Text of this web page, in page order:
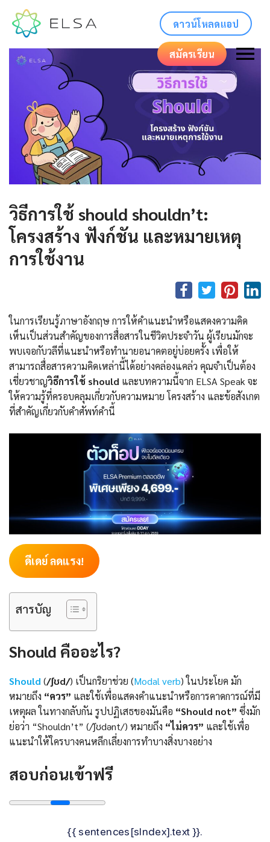
ดาวน์โหลดแอป
สมัครเรียน
วิธีการใช้ should shouldn’t:
โครงสร้าง ฟังก์ชัน และหมายเหตุ
การใช้งาน
ในการเรียนรู้ภาษาอังกฤษ การให้คำแนะนำหรือแสดงความคิด
เห็นเป็นส่วนสำคัญของการสื่อสารในชีวิตประจำวัน ผู้เรียนมักจะ
พบเจอกับวลีที่แนะนำหรือทำนายอนาคตอยู่บ่อยครั้ง เพื่อให้
สามารถสื่อสารความคิดเหล่านี้ได้อย่างคล่องแคล่ว คุณจำเป็นต้อง
เชี่ยวชาญวิธีการใช้ should และบทความนี้จาก ELSA Speak จะ
ให้ความรู้ที่ครอบคลุมเกี่ยวกับความหมาย โครงสร้าง และข้อสังเกต
ที่สำคัญเกี่ยวกับคำศัพท์คำนี้
ดีเดย์ ลดแรง!
สารบัญ
Should คืออะไร?
Should (/ʃʊd/) เป็นกริยาช่วย (Modal verb) ในประโยค มัก
หมายถึง “ควร” และใช้เพื่อแสดงคำแนะนำหรือการคาดการณ์ที่มี
เหตุผล ในทางกลับกัน รูปปฏิเสธของมันคือ “Should not” ซึ่งมัก
ย่อว่า “Shouldn’t” (/ˈʃʊdənt/) หมายถึง “ไม่ควร” และใช้เพื่อ
แนะนำให้ใครบางคนหลีกเลี่ยงการทำบางสิ่งบางอย่าง
สอบก่อนเข้าฟรี
{{ sentences[sIndex].text }}.